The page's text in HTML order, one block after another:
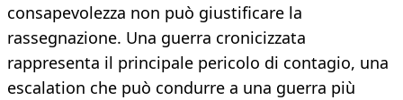
consapevolezza non può giustificare la
rassegnazione. Una guerra cronicizzata
rappresenta il principale pericolo di contagio, una
escalation che può condurre a una guerra più